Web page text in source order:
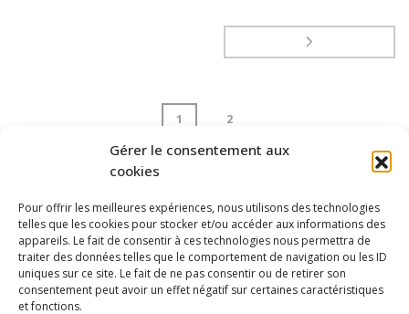
Gérer le consentement aux
cookies
Pour offrir les meilleures expériences, nous utilisons des technologies
telles que les cookies pour stocker et/ou accéder aux informations des
appareils. Le fait de consentir à ces technologies nous permettra de
traiter des données telles que le comportement de navigation ou les ID
uniques sur ce site. Le fait de ne pas consentir ou de retirer son
consentement peut avoir un effet négatif sur certaines caractéristiques
et fonctions.
1 2